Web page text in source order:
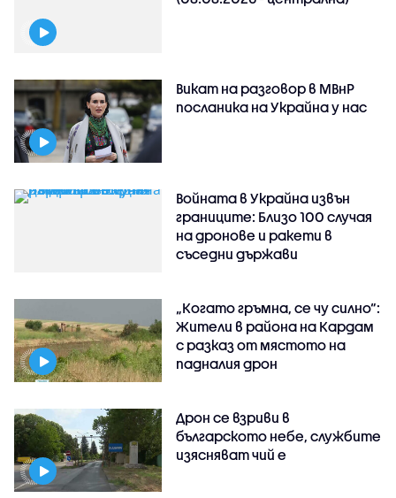
Викат на разговор в МВнР
посланика на Украйна у нас
Войната в Украйна извън
границите: Близо 100 случая
на дронове и ракети в
съседни държави
„Когато гръмна, се чу силно“:
Жители в района на Кардам
с разказ от мястото на
падналия дрон
Дрон се взриви в
българското небе, службите
изясняват чий е